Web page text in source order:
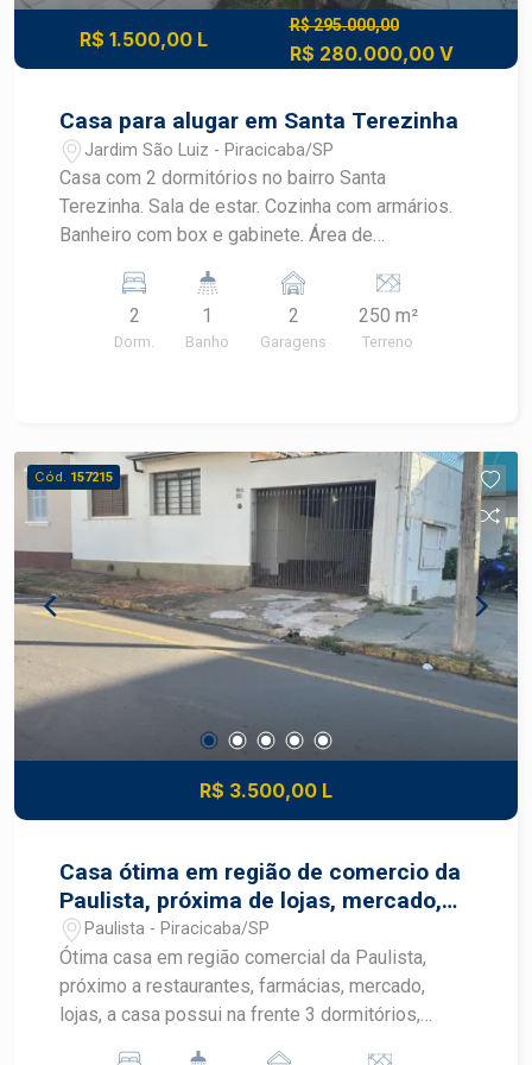
R$ 1.500,00 L
R$ 295.000,00
R$ 280.000,00 V
Casa para alugar em Santa Terezinha
Jardim São Luiz - Piracicaba/SP
Casa com 2 dormitórios no bairro Santa
Terezinha. Sala de estar. Cozinha com armários.
Banheiro com box e gabinete. Área de
2
Dorm.
1
Banho
2
Garagens
250 m²
Terreno
Cód. 157215
R$ 3.500,00 L
Casa ótima em região de comercio da
Paulista, próxima de lojas, mercado,
farmácias.
Paulista - Piracicaba/SP
Ótima casa em região comercial da Paulista,
próximo a restaurantes, farmácias, mercado,
lojas, a casa possui na frente 3 dormitórios,